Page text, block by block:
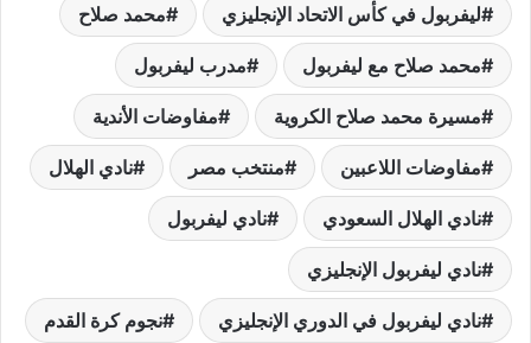
ليفربول في كأس الاتحاد الإنجليزي محمد صلاح
محمد صلاح مع ليفربول مدرب ليفربول
مسيرة محمد صلاح الكروية مفاوضات الأندية
مفاوضات اللاعبين منتخب مصر نادي الهلال
نادي الهلال السعودي نادي ليفربول
نادي ليفربول الإنجليزي
نادي ليفربول في الدوري الإنجليزي نجوم كرة القدم